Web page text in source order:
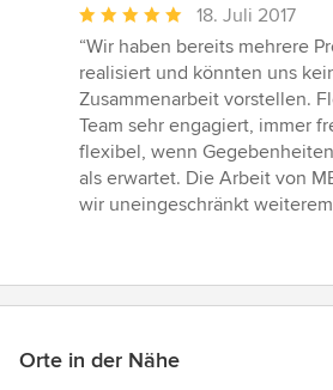
Durchschnittliche
Bewertung:
5
von
5
Sternen
18. Juli 2017
“Wir haben bereits mehrere
realisiert und könnten uns
Zusammenarbeit vorstellen.
Team sehr engagiert, immer
flexibel, wenn
als erwartet. Die Arbeit von
wir uneingeschränkt
Orte in der Nähe